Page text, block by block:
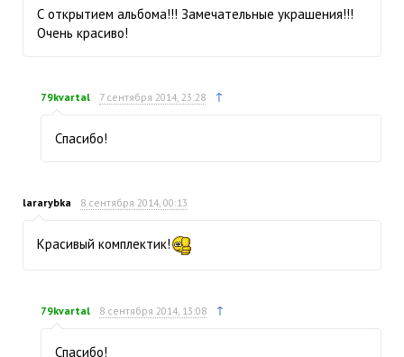
С открытием альбома!!! Замечательные украшения!!!
Очень красиво!
79kvartal 7 сентября 2014, 23:28 ↑
Спасибо!
lararybka 8 сентября 2014, 00:13
Красивый комплектик!
79kvartal 8 сентября 2014, 13:08 ↑
Спасибо!